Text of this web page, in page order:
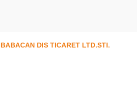
BABACAN DIS TICARET LTD.STI.